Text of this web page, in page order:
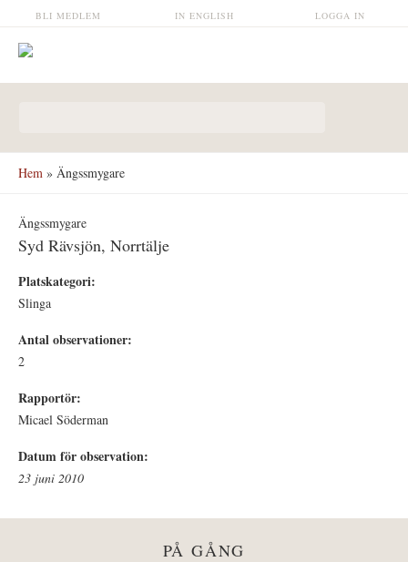
Hoppa till huvudinnehåll LOGGA IN
IN ENGLISH
BLI MEDLEM
Hem » Ängssmygare
Ängssmygare
Syd Rävsjön, Norrtälje
Platskategori:
Slinga
Antal observationer:
2
Rapportör:
Micael Söderman
Datum för observation:
23 juni 2010
PÅ GÅNG